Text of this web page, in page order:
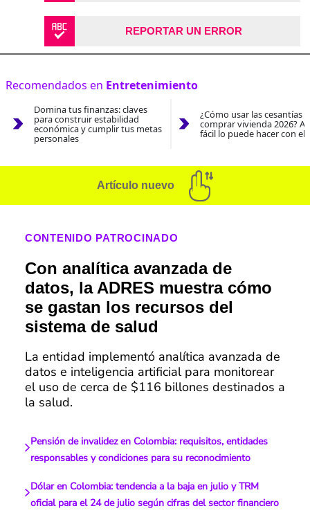
REPORTAR UN ERROR
Recomendados en Entretenimiento
Domina tus finanzas: claves
para construir estabilidad
económica y cumplir tus metas
personales
¿Cómo usar las cesantías
comprar vivienda 2026?
fácil lo puede hacer con el
Artículo nuevo
CONTENIDO PATROCINADO
Con analítica avanzada de
datos, la ADRES muestra cómo
se gastan los recursos del
sistema de salud
La entidad implementó analítica avanzada de
datos e inteligencia artificial para monitorear
el uso de cerca de $116 billones destinados a
la salud.
Pensión de invalidez en Colombia: requisitos, entidades
responsables y condiciones para su reconocimiento
Dólar en Colombia: tendencia a la baja en julio y TRM
oficial para el 24 de julio según cifras del sector financiero